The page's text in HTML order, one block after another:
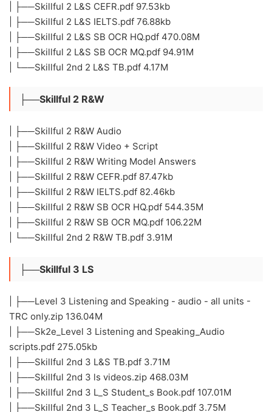
| ├──Skillful 2 L&S CEFR.pdf 97.53kb
| ├──Skillful 2 L&S IELTS.pdf 76.88kb
| ├──Skillful 2 L&S SB OCR HQ.pdf 470.08M
| ├──Skillful 2 L&S SB OCR MQ.pdf 94.91M
| └──Skillful 2nd 2 L&S TB.pdf 4.17M
├──Skillful 2 R&W
| ├──Skillful 2 R&W Audio
| ├──Skillful 2 R&W Video + Script
| ├──Skillful 2 R&W Writing Model Answers
| ├──Skillful 2 R&W CEFR.pdf 87.47kb
| ├──Skillful 2 R&W IELTS.pdf 82.46kb
| ├──Skillful 2 R&W SB OCR HQ.pdf 544.35M
| ├──Skillful 2 R&W SB OCR MQ.pdf 106.22M
| └──Skillful 2nd 2 R&W TB.pdf 3.91M
├──Skillful 3 LS
| ├──Level 3 Listening and Speaking - audio - all units -
TRC only.zip 136.04M
| ├──Sk2e_Level 3 Listening and Speaking_Audio
scripts.pdf 275.05kb
| ├──Skillful 2nd 3 L&S TB.pdf 3.71M
| ├──Skillful 2nd 3 ls videos.zip 468.03M
| ├──Skillful 2nd 3 L_S Student_s Book.pdf 107.01M
| ├──Skillful 2nd 3 L_S Teacher_s Book.pdf 3.75M